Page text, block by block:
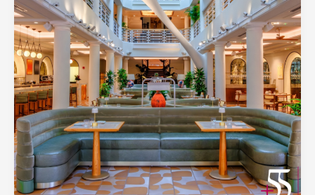
15
Restaurantes
Imperdíveis